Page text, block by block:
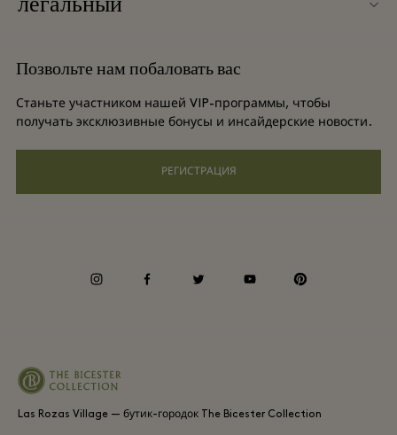
Загрузить приложение
Подарочная карта
Часто задаваемые вопросы
Стать партнером
Условия и положения для привилегированного участника
Privacy notices
Специальные возможности
Позвольте нам побаловать вас
Станьте участником нашей VIP-программы, чтобы
получать эксклюзивные бонусы и инсайдерские новости.
РЕГИСТРАЦИЯ
Las Rozas Village — бутик-городок The Bicester Collection
instagramfacebooktwitter youtube pinterest